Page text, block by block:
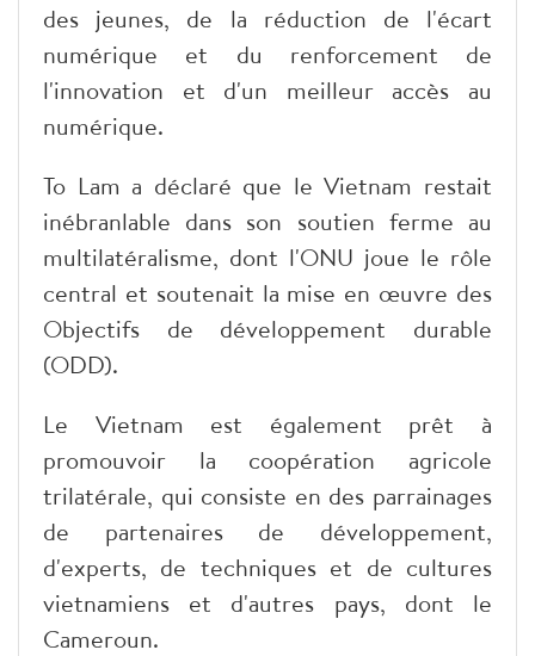
des jeunes, de la réduction de l'écart
numérique et du renforcement de
l'innovation et d'un meilleur accès au
numérique.
To Lam a déclaré que le Vietnam restait
inébranlable dans son soutien ferme au
multilatéralisme, dont l'ONU joue le rôle
central et soutenait la mise en œuvre des
Objectifs de développement durable
(ODD).
Le Vietnam est également prêt à
promouvoir la coopération agricole
trilatérale, qui consiste en des parrainages
de partenaires de développement,
d'experts, de techniques et de cultures
vietnamiens et d'autres pays, dont le
Cameroun.